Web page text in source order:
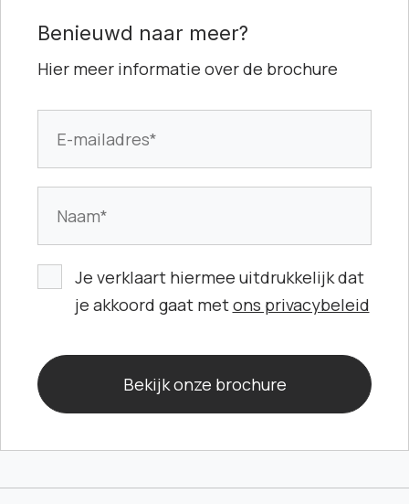
Benieuwd naar meer?
Hier meer informatie over de brochure
E-mailadres
Naam
Je verklaart hiermee uitdrukkelijk dat
je akkoord gaat metons privacybeleid
Bekijk onze brochure